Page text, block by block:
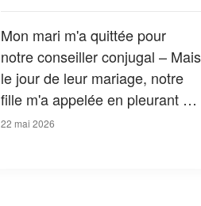
Mon mari m'a quittée pour
notre conseiller conjugal – Mais
le jour de leur mariage, notre
fille m'a appelée en pleurant et
m'a dit : « Maman, il faut que tu
22 mai 2026